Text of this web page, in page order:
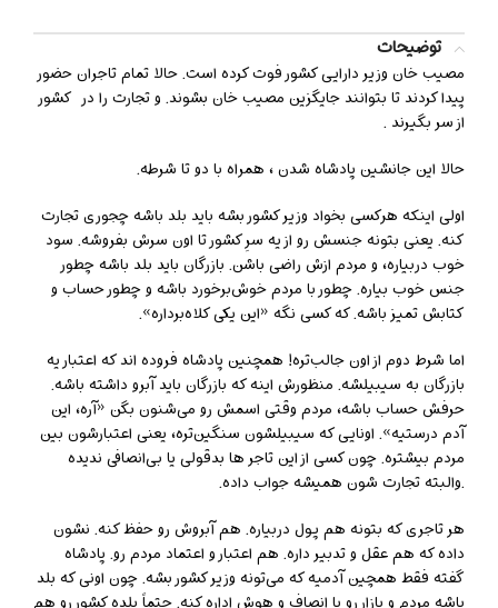
توضیحات
مصیب خان وزیر دارایی کشور فوت کرده است. حالا تمام تاجران حضور
پیدا کردند تا بتوانند جایگزین مصیب خان بشوند. و تجارت را در کشور
از سر بگیرند .
حالا این جانشین پادشاه شدن ، همراه با دو تا شرطه.
اولی اینکه هرکسی بخواد وزیر کشور بشه باید بلد باشه چجوری تجارت
کنه. یعنی بتونه جنسش رو از یه سرِ کشور تا اون سرش بفروشه. سود
خوب دربیاره، و مردم ازش راضی باشن. بازرگان باید بلد باشه چطور
جنس خوب بیاره. چطور با مردم خوش‌برخورد باشه و چطور حساب و
کتابش تمیز باشه. که کسی نگه «این یکی کلاه‌برداره».
اما شرط دوم از اون جالب‌تره! همچنین پادشاه فروده اند که اعتبار یه
بازرگان به سیبیلشه. منظورش اینه که بازرگان باید آبرو داشته باشه.
حرفش حساب باشه، مردم وقتی اسمش رو می‌شنون بگن «آره، این
آدم درستیه». اونایی که سیبیلشون سنگین‌تره، یعنی اعتبارشون بین
مردم بیشتره. چون کسی از این تاجر ها بدقولی یا بی‌انصافی ندیده
.والبته تجارت شون همیشه جواب داده.
هر تاجری که بتونه هم پول دربیاره. هم آبروش رو حفظ کنه. نشون
داده که هم عقل و تدبیر داره. هم اعتبار و اعتماد مردم رو. پادشاه
گفته فقط همچین آدمیه که می‌تونه وزیر کشور بشه. چون اونی که بلد